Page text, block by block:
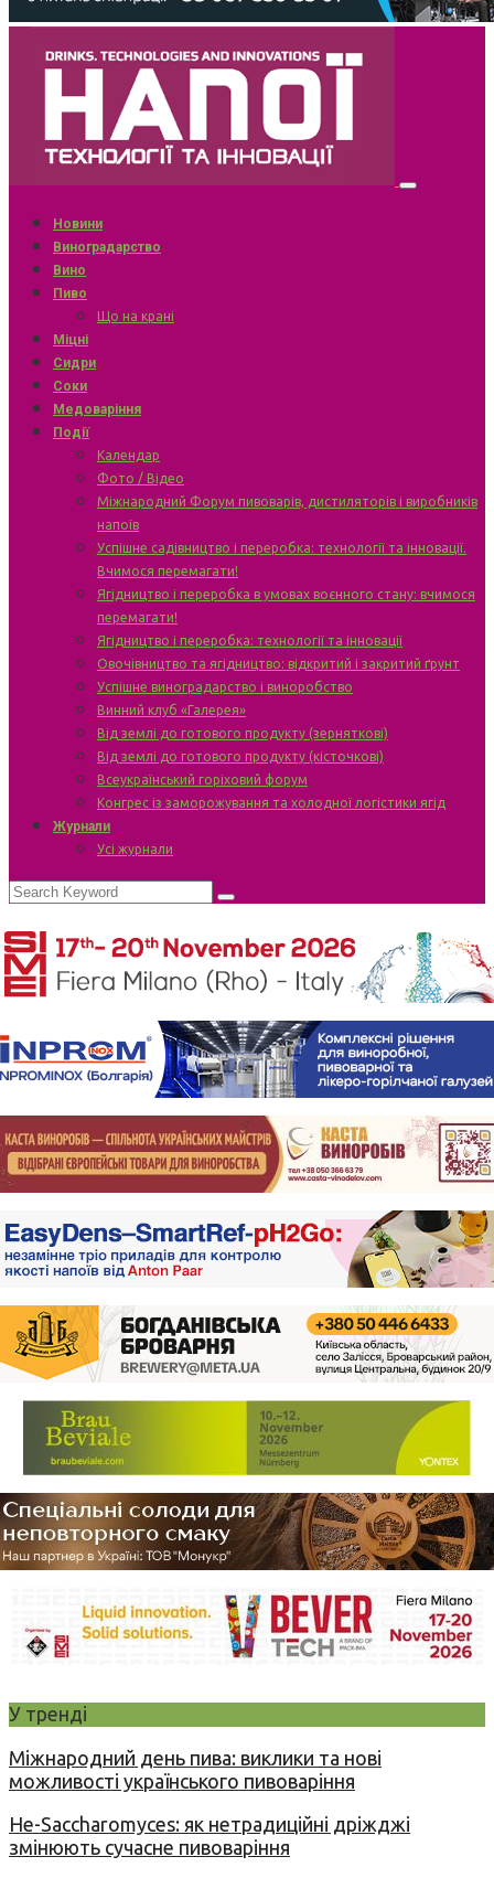
Новини
Виноградарство
Вино
Пиво
Що на крані
Міцні
Сидри
Соки
Медоваріння
Події
Календар
Фото / Відео
Міжнародний Форум пивоварів, дистиляторів і виробників
напоїв
Успішне садівництво і переробка: технології та інновації.
Вчимося перемагати!
Ягідництво і переробка в умовах воєнного стану: вчимося
перемагати!
Ягідництво і переробка: технології та інновації
Овочівництво та ягідництво: відкритий і закритий ґрунт
Успішне виноградарство і виноробство
Винний клуб «Галерея»
Від землі до готового продукту (зерняткові)
Від землі до готового продукту (кісточкові)
Всеукраїнський горіховий форум
Конгрес із заморожування та холодної логістики ягід
Журнали
Усі журнали
У тренді
Міжнародний день пива: виклики та нові
можливості українського пивоваріння
Не-Saccharomyces: як нетрадиційні дріжджі
змінюють сучасне пивоваріння